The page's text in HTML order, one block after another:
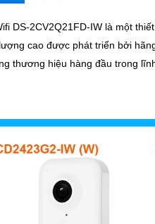
DS-2CV2Q21FD-IW là một
cao được phát triển bởi
thương hiệu hàng đầu trong